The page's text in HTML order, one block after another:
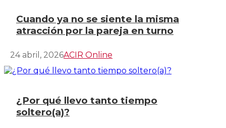
Cuando ya no se siente la misma
atracción por la pareja en turno
24 abril, 2026ACIR Online
¿Por qué llevo tanto tiempo
soltero(a)?